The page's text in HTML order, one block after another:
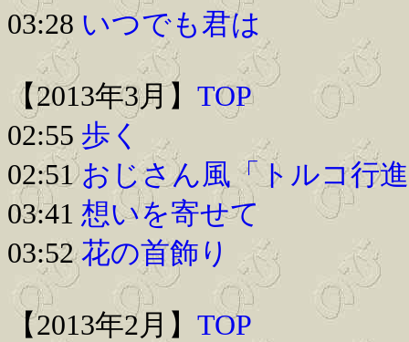
03:28 いつでも君は
【2013年3月】 TOP
02:55 歩く
02:51おじさん風「トルコ行
03:41 想いを寄せて
03:52花の首飾り
【2013年2月】 TOP